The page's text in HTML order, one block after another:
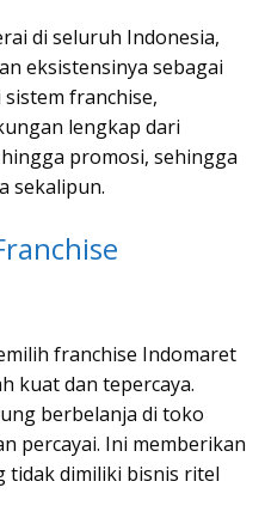
di seluruh Indonesia,
eksistensinya sebagai
franchise,
lengkap dari
promosi, sehingga
sekalipun.
franchise Indomaret
kuat dan tepercaya.
berbelanja di toko
percayai. Ini memberikan
dimiliki bisnis ritel